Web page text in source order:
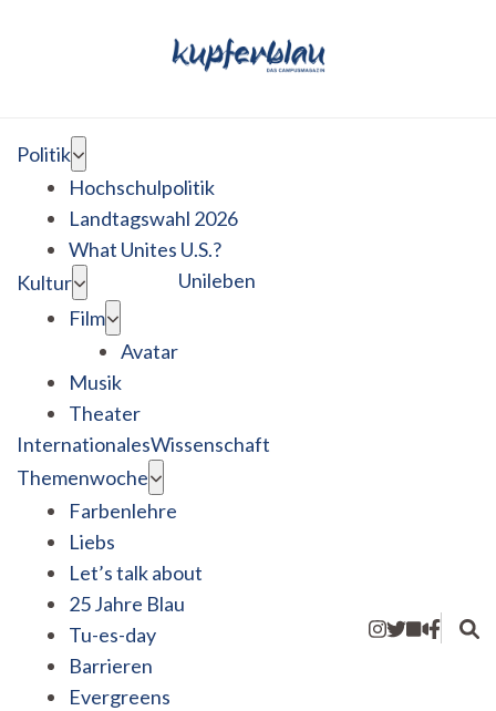
Politik
Hochschulpolitik
Landtagswahl 2026
What Unites U.S.?
Kultur
Film
Avatar
Musik
Theater
Unileben
InternationalesWissenschaft
Themenwoche
Farbenlehre
Liebs
Let’s talk about
25 Jahre Blau
Tu-es-day
Barrieren
Evergreens